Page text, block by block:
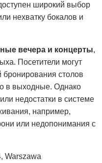
широкий выбор
нехватку бокалов и
вечера и концерты,
Посетители могут
бронирования столов
в выходные. Однако
недостатки в системе
например,
или недопонимания с
Warszawa